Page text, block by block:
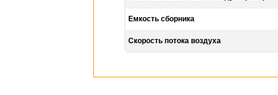
Емкость сборника
Скорость потока воздуха